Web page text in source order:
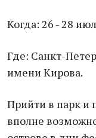
Когда: 26 - 28
Где: Санкт-
имени Кирова.
Прийти в парк и
вполне